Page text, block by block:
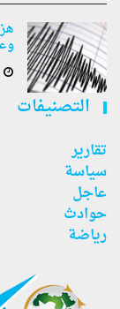
التصنيفات
تقارير
سياسة
عاجل
حوادث
رياضة